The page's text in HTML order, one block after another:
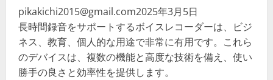
pikakichi2015@gmail.com2025年3月5日
長時間録音をサポートするボイスレコーダーは、ビジ
ネス、教育、個人的な用途で非常に有用です。これら
のデバイスは、複数の機能と高度な技術を備え、使い
勝手の良さと効率性を提供します。